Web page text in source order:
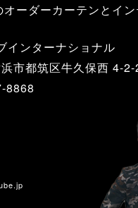
オーダーカーテンとイ
インターナショナル
市都筑区牛久保西 4-2-
8868